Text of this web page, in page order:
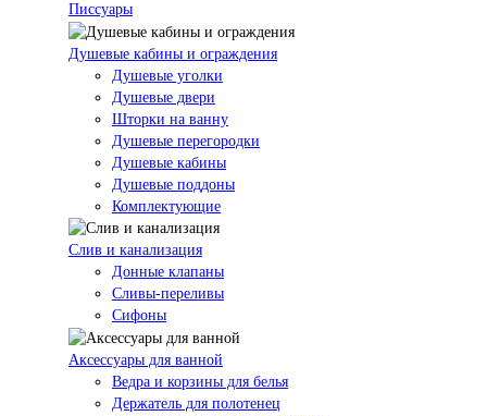
Писсуары
Душевые кабины и ограждения
Душевые уголки
Душевые двери
Шторки на ванну
Душевые перегородки
Душевые кабины
Душевые поддоны
Комплектующие
Слив и канализация
Донные клапаны
Сливы-переливы
Сифоны
Аксессуары для ванной
Ведра и корзины для белья
Держатель для полотенец